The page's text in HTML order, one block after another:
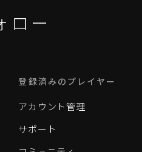
ロー
登録済みのプレイヤー
アカウント管理
サポート